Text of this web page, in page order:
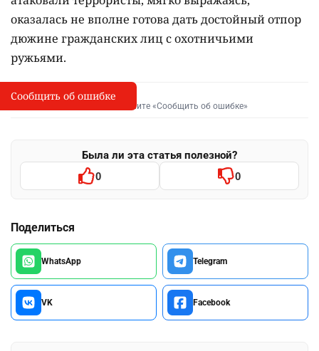
оказалась не вполне готова дать достойный отпор
дюжине гражданских лиц с охотничьими
ружьями.
I
Сообщить об опечатке
Выделите фрагмент и нажмите «Сообщить об ошибке»
Была ли эта статья полезной?
0 0
Поделиться
WhatsApp Telegram
VK Facebook
Сообщить об ошибке